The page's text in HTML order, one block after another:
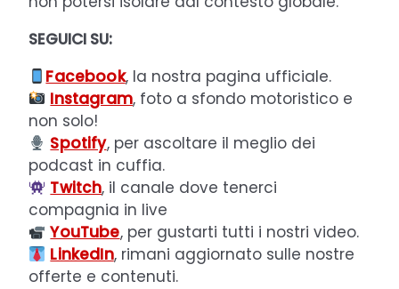
SEGUICI SU:
Facebook, la nostra pagina ufficiale.
Instagram, foto a sfondo motoristico e
non solo!
Spotify, per ascoltare il meglio dei
podcast in cuffia.
Twitch, il canale dove tenerci
compagnia in live
YouTube, per gustarti tutti i nostri video.
LinkedIn, rimani aggiornato sulle nostre
offerte e contenuti.